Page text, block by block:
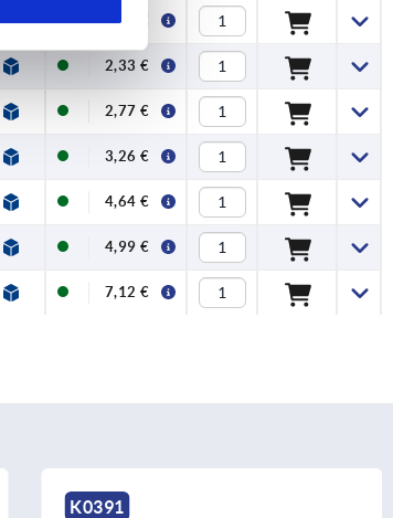
2,40 €
2,33 €
2,77 €
3,26 €
4,64 €
4,99 €
7,12 €
K0390